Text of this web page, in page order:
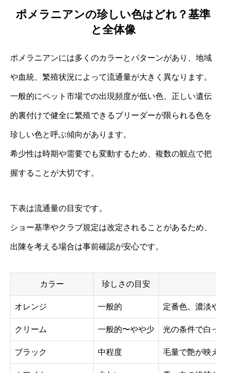
ポメラニアンの珍しい色はどれ？基準
と全体像
ポメラニアンには多くのカラーとパターンがあり、地域
や血統、繁殖状況によって流通量が大きく異なります。
一般的にペット市場での出現頻度が低い色、正しい遺伝
的裏付けで健全に繁殖できるブリーダーが限られる色を
珍しい色と呼ぶ傾向があります。
希少性は時期や需要でも変動するため、複数の観点で把
握することが大切です。
下表は流通量の目安です。
ショー基準やクラブ規定は改定されることがあるため、
出陳を考える場合は事前確認が安心です。
カラー 珍しさの目安
オレンジ 一般的 定番色。濃淡や
クリーム 一般的〜やや少 光の条件で白っ
ブラック 中程度 毛量で艶が映え